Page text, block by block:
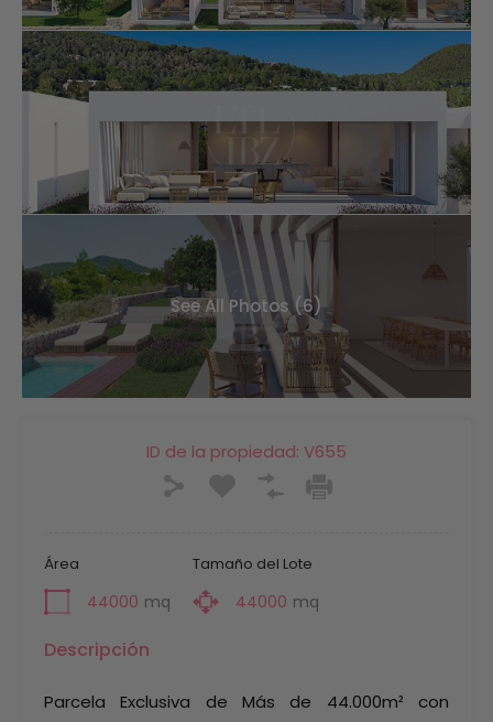
See All Photos (6)
ID de la propiedad: V655
Área
44000 mq
Tamaño del Lote
44000 mq
Descripción
Parcela Exclusiva de Más de 44.000m² con